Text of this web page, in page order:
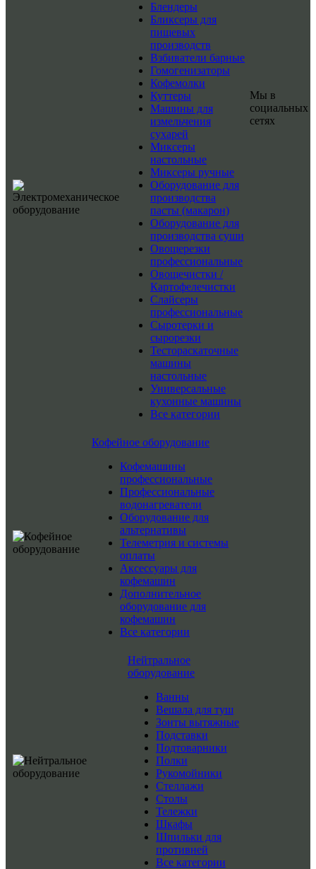
Блендеры
Бликсеры для
пищевых
производств
Взбиватели барные
Гомогенизаторы
Кофемолки
Куттеры
Машины для
измельчения
сухарей
Миксеры
настольные
Миксеры ручные
Оборудование для
производства
пасты (макарон)
Оборудование для
производства суши
Овощерезки
профессиональные
Овощечистки /
Картофелечистки
Слайсеры
профессиональные
Сыротерки и
сырорезки
Тестораскаточные
машины
настольные
Универсальные
кухонные машины
Все категории
Кофейное оборудование
Кофемашины
профессиональные
Профессиональные
водонагреватели
Оборудование для
альтернативы
Телеметрия и системы
оплаты
Аксессуары для
кофемашин
Дополнительное
оборудование для
кофемашин
Все категории
Нейтральное
оборудование
Ванны
Вешала для туш
Зонты вытяжные
Подставки
Подтоварники
Полки
Рукомойники
Стеллажи
Столы
Тележки
Шкафы
Шпильки для
противней
Все категории
Мы в
социальных
сетях